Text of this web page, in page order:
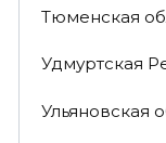
Тюменская
Удмуртская
Ульяновская